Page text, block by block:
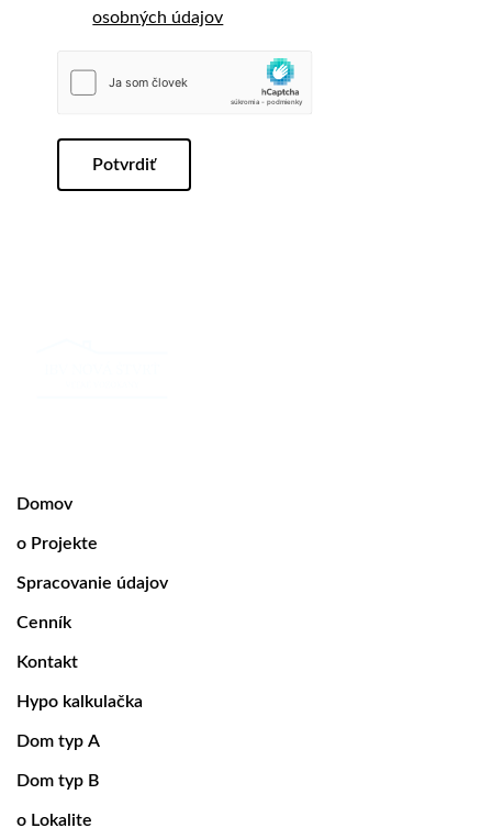
osobných údajov
Potvrdiť
Domov
o Projekte
Spracovanie údajov
Cenník
Kontakt
Hypo kalkulačka
Dom typ A
Dom typ B
o Lokalite